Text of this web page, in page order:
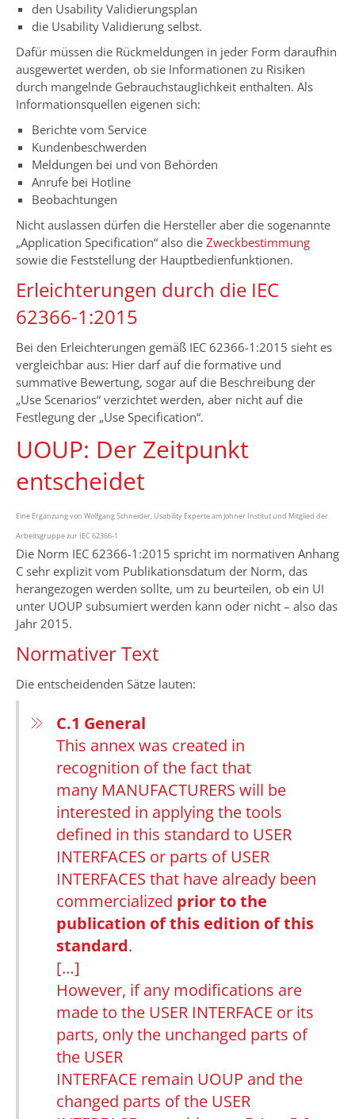
den Usability Validierungsplan
die Usability Validierung selbst.
Dafür müssen die Rückmeldungen in jeder Form daraufhin
ausgewertet werden, ob sie Informationen zu Risiken
durch mangelnde Gebrauchstauglichkeit enthalten. Als
Informationsquellen eigenen sich:
Berichte vom Service
Kundenbeschwerden
Meldungen bei und von Behörden
Anrufe bei Hotline
Beobachtungen
Nicht auslassen dürfen die Hersteller aber die sogenannte
„Application Specification“ also die Zweckbestimmung
sowie die Feststellung der Hauptbedienfunktionen.
Erleichterungen durch die IEC
62366-1:2015
Bei den Erleichterungen gemäß IEC 62366-1:2015 sieht es
vergleichbar aus: Hier darf auf die formative und
summative Bewertung, sogar auf die Beschreibung der
„Use Scenarios“ verzichtet werden, aber nicht auf die
Festlegung der „Use Specification“.
UOUP: Der Zeitpunkt
entscheidet
Eine Ergänzung von Wolfgang Schneider, Usability Experte am Johner Institut und Mitglied der
Arbeitsgruppe zur IEC 62366-1
Die Norm IEC 62366-1:2015 spricht im normativen Anhang
C sehr explizit vom Publikationsdatum der Norm, das
herangezogen werden sollte, um zu beurteilen, ob ein UI
unter UOUP subsumiert werden kann oder nicht – also das
Jahr 2015.
Normativer Text
Die entscheidenden Sätze lauten:
C.1 General
This annex was created in
recognition of the fact that
many MANUFACTURERS will be
interested in applying the tools
defined in this standard to USER
INTERFACES or parts of USER
INTERFACES that have already been
commercialized prior to the
publication of this edition of this
standard.
[…]
However, if any modifications are
made to the USER INTERFACE or its
parts, only the unchanged parts of
the USER
INTERFACE remain UOUP and the
changed parts of the USER